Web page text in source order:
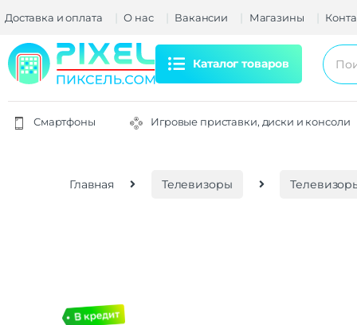
Доставка и оплата О нас Вакансии Магазины
Каталог товаров
Смартфоны Игровые приставки, диски и консоли
Главная Телевизоры